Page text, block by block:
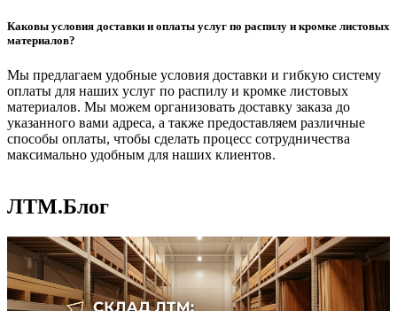
Каковы условия доставки и оплаты услуг по распилу и кромке листовых
материалов?
Мы предлагаем удобные условия доставки и гибкую систему
оплаты для наших услуг по распилу и кромке листовых
материалов. Мы можем организовать доставку заказа до
указанного вами адреса, а также предоставляем различные
способы оплаты, чтобы сделать процесс сотрудничества
максимально удобным для наших клиентов.
ЛТМ.Блог